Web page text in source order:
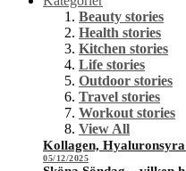
Beauty stories
Health stories
Kitchen stories
Life stories
Outdoor stories
Travel stories
Workout stories
View All
Kollagen,
05/12/2025